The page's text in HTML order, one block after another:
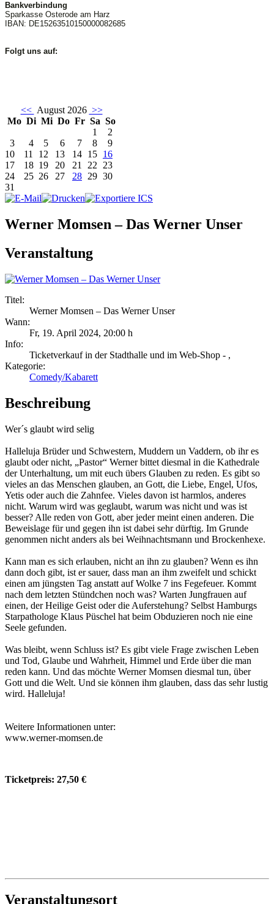
Bankverbindung
Sparkasse Osterode am Harz
IBAN: DE15263510150000082685
Folgt uns auf:
<< August 2026 >>
Mo Di Mi Do Fr Sa So
1
2
3
4 5 6 7 8
9
10
11 12 13 14 15 16
17
18 19 20 21 22 23
24
25 26 27 28 29 30
31
Werner Momsen – Das Werner Unser
Veranstaltung
Titel:
Werner Momsen – Das Werner Unser
Wann:
Fr, 19. April 2024, 20:00 h
Info:
Ticketverkauf in der Stadthalle und im Web-Shop - ,
Kategorie:
Comedy/Kabarett
Beschreibung
Wer´s glaubt wird selig
Halleluja Brüder und Schwestern, Muddern un Vaddern, ob ihr es
glaubt oder nicht, „Pastor“ Werner bittet diesmal in die Kathedrale
der Unterhaltung, um mit euch übers Glauben zu reden. Es gibt so
vieles an das Menschen glauben, an Gott, die Liebe, Engel, Ufos,
Yetis oder auch die Zahnfee. Vieles davon ist harmlos, anderes
nicht. Warum wird was geglaubt, warum was nicht und was ist
besser? Alle reden von Gott, aber jeder meint einen anderen. Die
Beweislage für und gegen ihn ist dabei sehr dürftig. Im Grunde
genommen nicht anders als bei Weihnachtsmann und Brockenhexe.
Kann man es sich erlauben, nicht an ihn zu glauben? Wenn es ihn
dann doch gibt, ist er sauer, dass man an ihm zweifelt und schickt
einen am jüngsten Tag anstatt auf Wolke 7 ins Fegefeuer. Kommt
nach dem letzten Stündchen noch was? Warten Jungfrauen auf
einen, der Heilige Geist oder die Auferstehung? Selbst Hamburgs
Starpathologe Klaus Püschel hat beim Obduzieren noch nie eine
Seele gefunden.
Was bleibt, wenn Schluss ist? Es gibt viele Frage zwischen Leben
und Tod, Glaube und Wahrheit, Himmel und Erde über die man
reden kann. Und das möchte Werner Momsen diesmal tun, über
Gott und die Welt. Und sie können ihm glauben, dass das sehr lustig
wird. Halleluja!
Weitere Informationen unter:
www.werner-momsen.de
Ticketpreis: 27,50 €
Veranstaltungsort